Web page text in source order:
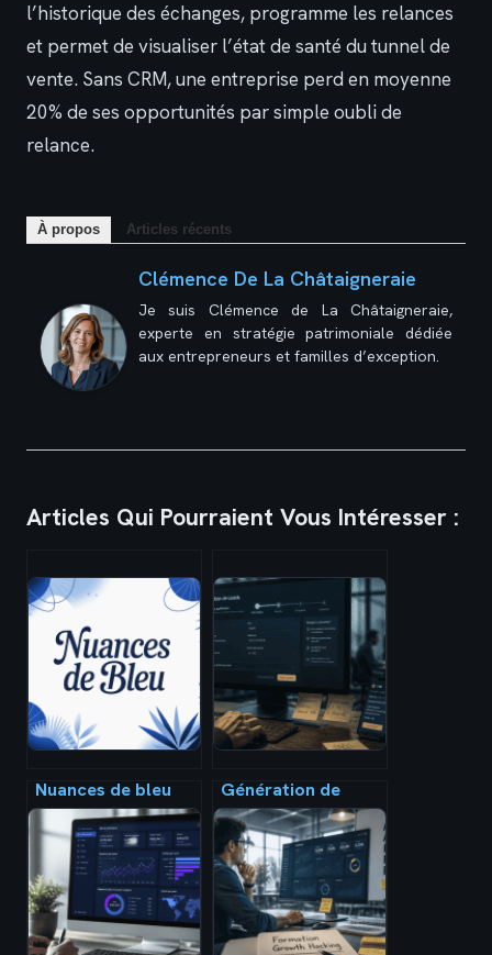
l’historique des échanges, programme les relances
et permet de visualiser l’état de santé du tunnel de
vente. Sans CRM, une entreprise perd en moyenne
20% de ses opportunités par simple oubli de
relance.
À propos Articles récents
Clémence De La Châtaigneraie
Je suis Clémence de La Châtaigneraie,
experte en stratégie patrimoniale dédiée
aux entrepreneurs et familles d’exception.
Articles Qui Pourraient Vous Intéresser :
Nuances de bleu
top 7 : inspirations,
codes et usages
déco
Génération de
leads : comment
transformer vos
formulaires en
machines à
convertir 5 fois
plus de prospects